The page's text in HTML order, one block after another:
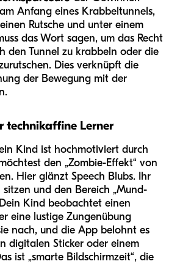
Anfang eines Krabbeltunnels,
Rutsche und unter einem
das Wort sagen, um das Recht
den Tunnel zu krabbeln oder die
Dies verknüpft die
der Bewegung mit der
technikaffine Lerner
Kind ist hochmotiviert durch
den „Zombie-Effekt“ von
Hier glänzt Speech Blubs. Ihr
und den Bereich „Mund-
Kind beobachtet einen
eine lustige Zungenübung
nach, und die App belohnt es
digitalen Sticker oder einem
ist „smarte Bildschirmzeit“, die